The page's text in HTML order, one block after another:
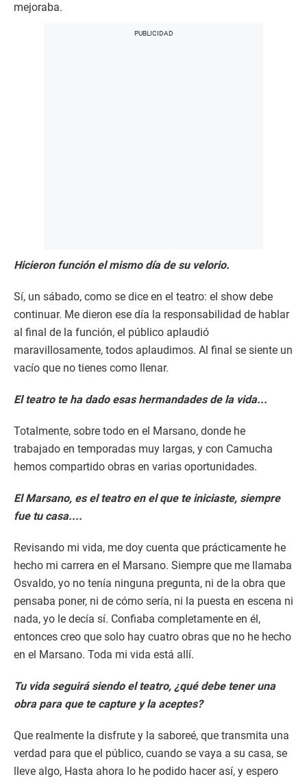
mejoraba.
Hicieron función el mismo día de su velorio.
Sí, un sábado, como se dice en el teatro: el show debe
continuar. Me dieron ese día la responsabilidad de hablar
al final de la función, el público aplaudió
maravillosamente, todos aplaudimos. Al final se siente un
vacío que no tienes como llenar.
El teatro te ha dado esas hermandades de la vida...
Totalmente, sobre todo en el Marsano, donde he
trabajado en temporadas muy largas, y con Camucha
hemos compartido obras en varias oportunidades.
El Marsano, es el teatro en el que te iniciaste, siempre
fue tu casa....
Revisando mi vida, me doy cuenta que prácticamente he
hecho mi carrera en el Marsano. Siempre que me llamaba
Osvaldo, yo no tenía ninguna pregunta, ni de la obra que
pensaba poner, ni de cómo sería, ni la puesta en escena ni
nada, yo le decía sí. Confiaba completamente en él,
entonces creo que solo hay cuatro obras que no he hecho
en el Marsano. Toda mi vida está allí.
Tu vida seguirá siendo el teatro, ¿qué debe tener una
obra para que te capture y la aceptes?
Que realmente la disfrute y la saboreé, que transmita una
verdad para que el público, cuando se vaya a su casa, se
lleve algo, Hasta ahora lo he podido hacer así, y espero